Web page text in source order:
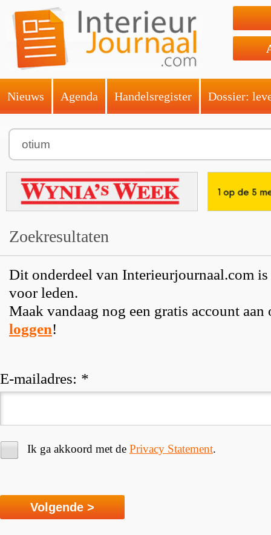
Nieuws Agenda Handelsregister Dossier:
Zoekresultaten
Dit onderdeel van Interieurjournaal.com
voor leden.
Maak vandaag nog een gratis account
loggen!
E-mailadres: *
Ik ga akkoord met de Privacy Statement.